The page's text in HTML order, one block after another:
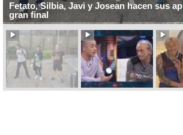
Fetato, Silbia, Javi y Josean hacen sus
gran final